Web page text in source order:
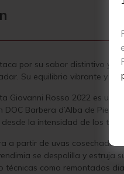
por su sabor distintivo y
Su equilibrio vibrante y
Giovanni Rosso 2022 es un
DOC Barbera d’Alba de
la intensidad de los
a partir de uvas cosechadas
se despalilla y estruja
técnicas como remontados